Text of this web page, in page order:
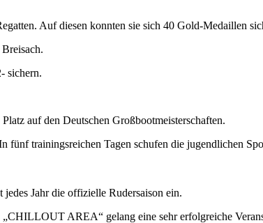
Auf diesen konnten sie sich 40 Gold-Medaillen
sichern.
auf den Deutschen Großbootmeisterschaften.
trainingsreichen Tagen schufen die jugendlichen
Jahr die offizielle Rudersaison ein.
AREA“ gelang eine sehr erfolgreiche